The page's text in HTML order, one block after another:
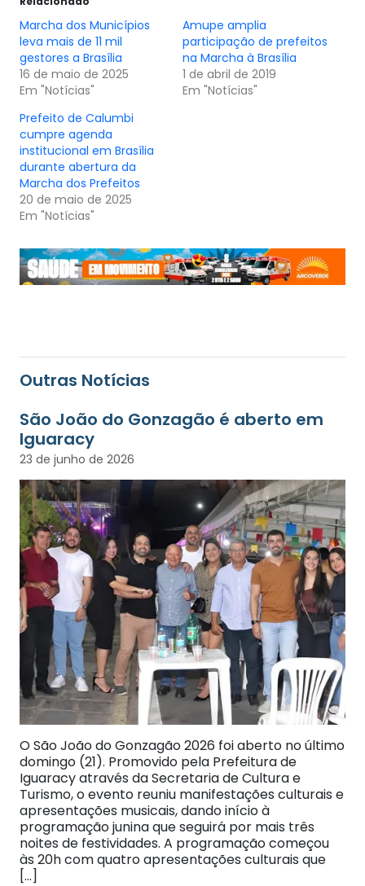
Marcha dos Municípios
leva mais de 11 mil
gestores a Brasília
16 de maio de 2025
Em "Notícias"
Amupe amplia
participação de prefeitos
na Marcha à Brasília
1 de abril de 2019
Em "Notícias"
Prefeito de Calumbi
cumpre agenda
institucional em Brasília
durante abertura da
Marcha dos Prefeitos
20 de maio de 2025
Em "Notícias"
Outras Notícias
São João do Gonzagão é aberto em
Iguaracy
23 de junho de 2026
O São João do Gonzagão 2026 foi aberto no último
domingo (21). Promovido pela Prefeitura de
Iguaracy através da Secretaria de Cultura e
Turismo, o evento reuniu manifestações culturais e
apresentações musicais, dando início à
programação junina que seguirá por mais três
noites de festividades. A programação começou
às 20h com quatro apresentações culturais que
[…]